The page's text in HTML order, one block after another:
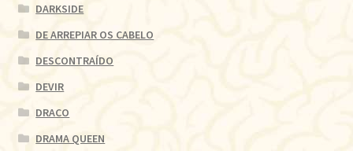
DARKSIDE
DE ARREPIAR OS CABELO
DESCONTRAÍDO
DEVIR
DRACO
DRAMA QUEEN